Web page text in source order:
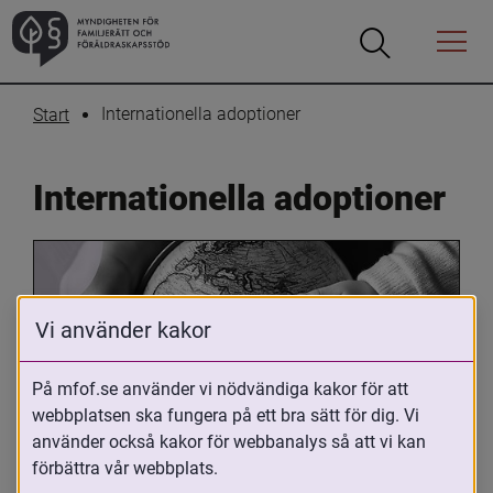
Öppna
Öppna
Menyn
Start Internationella adoptioner
Internationella adoptioner
Oavsett om du är adopterad,
adoptivförälder eller arbetar med
Vi använder kakor
På mfof.se använder vi nödvändiga kakor för att
webbplatsen ska fungera på ett bra sätt för dig. Vi
använder också kakor för webbanalys så att vi kan
förbättra vår webbplats.